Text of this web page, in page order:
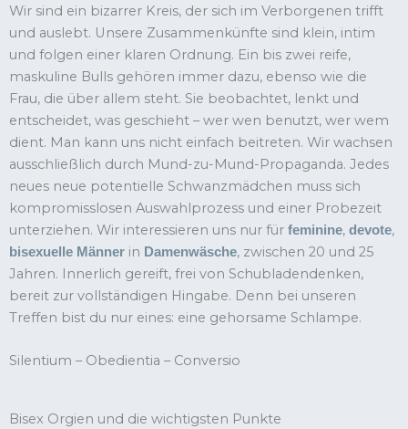
Wir sind ein bizarrer Kreis, der sich im Verborgenen trifft
und auslebt. Unsere Zusammenkünfte sind klein, intim
und folgen einer klaren Ordnung. Ein bis zwei reife,
maskuline Bulls gehören immer dazu, ebenso wie die
Frau, die über allem steht. Sie beobachtet, lenkt und
entscheidet, was geschieht – wer wen benutzt, wer wem
dient. Man kann uns nicht einfach beitreten. Wir wachsen
ausschließlich durch Mund-zu-Mund-Propaganda. Jedes
neues neue potentielle Schwanzmädchen muss sich
kompromisslosen Auswahlprozess und einer Probezeit
unterziehen. Wir interessieren uns nur für feminine, devote,
bisexuelle Männer in Damenwäsche, zwischen 20 und 25
Jahren. Innerlich gereift, frei von Schubladendenken,
bereit zur vollständigen Hingabe. Denn bei unseren
Treffen bist du nur eines: eine gehorsame Schlampe.
Silentium – Obedientia – Conversio
Bisex Orgien und die wichtigsten Punkte